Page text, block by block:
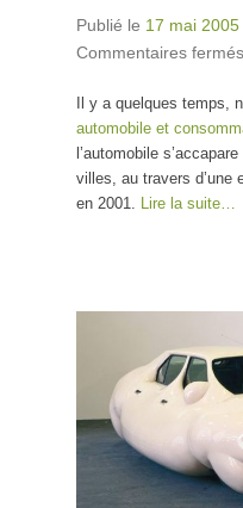
Publié le 17 mai 2005
Commentaires fermés
Il y a quelques temps,
automobile et
l’automobile
villes, au travers d’une
en 2001. Lire la suite…